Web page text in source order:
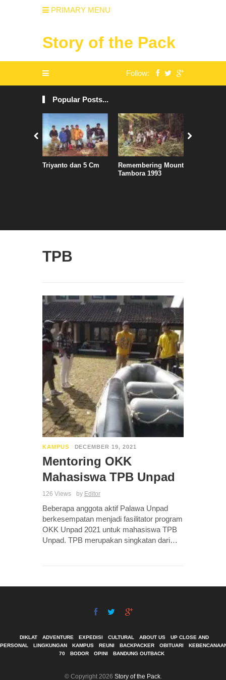
PRIMARY MENU
Story of the Pack
Follow:
Popular Posts...
Triyanto dan 5 Cm
Remembering Mount
Tambora 1993
TPB
KAMPUS DECEMBER 19, 2021
Mentoring OKK
Mahasiswa TPB Unpad
126 Views by Editor
Beberapa anggota aktif Palawa Unpad
berkesempatan menjadi fasilitator program
OKK Unpad 2021 untuk mahasiswa TPB
Unpad. TPB merupakan singkatan dari…
DIKLAT ADVENTURE EXPEDISI CULTURAL ABOUT US
UP CLOSE AND
PERSONAL
LINGKUNGAN KAMPUS REUNI BACKPACKER OBITUARI
70
BODOR OPINI BANDUNG OUTBACK
© Copyright 2026 Story of the Pack.